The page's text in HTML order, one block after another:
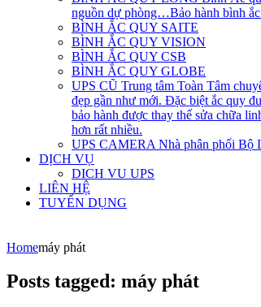
nguồn dự phòng…Bảo hành bình
BÌNH ẮC QUY SAITE
BÌNH ẮC QUY VISION
BÌNH ẮC QUY CSB
BÌNH ẮC QUY GLOBE
UPS CŨ Trung tâm Toàn Tâm
đẹp gần như mới. Đặc biệt ắc quy
bảo hành được thay thế sửa chữa
hơn rất nhiều.
UPS CAMERA Nhà phân phối Bộ
DỊCH VỤ
DICH VU UPS
LIÊN HỆ
TUYỂN DỤNG
Homemáy phát
Posts tagged: máy phát